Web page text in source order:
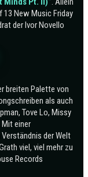
New Music Friday
der Ivor Novello
breiten Palette von
als auch
Tove Lo, Missy
Mit einer
der Welt
viel, viel mehr zu
Records